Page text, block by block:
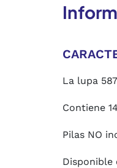
La lupa
Contiene
Pilas NO
Disponible